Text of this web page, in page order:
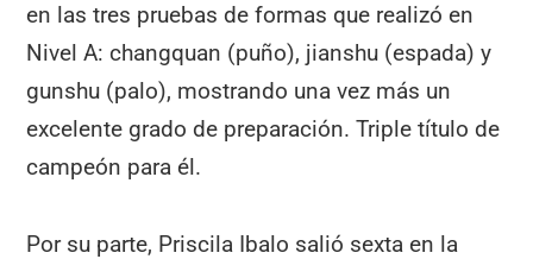
en las tres pruebas de formas que realizó en
Nivel A: changquan (puño), jianshu (espada) y
gunshu (palo), mostrando una vez más un
excelente grado de preparación. Triple título de
campeón para él.
Por su parte, Priscila Ibalo salió sexta en la